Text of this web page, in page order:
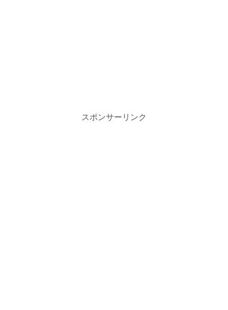
スポンサーリンク